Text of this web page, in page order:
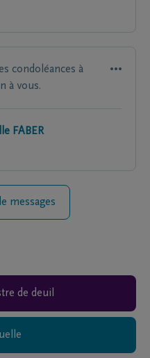
condoléances à
à vous.
FABER
messages
de deuil